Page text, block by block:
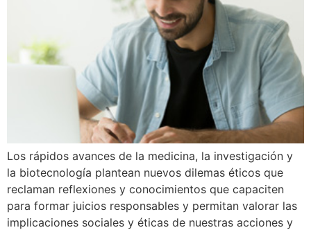
Los rápidos avances de la medicina, la investigación y
la biotecnología plantean nuevos dilemas éticos que
reclaman reflexiones y conocimientos que capaciten
para formar juicios responsables y permitan valorar las
implicaciones sociales y éticas de nuestras acciones y